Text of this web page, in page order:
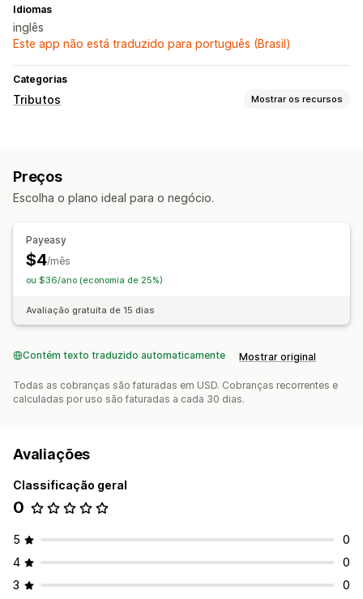
Idiomas
inglês
Este app não está traduzido para português (Brasil)
Categorias
Tributos Mostrar os recursos
Cálculo tributário
Inscrição
Índia (GST)
Declaração de impostos locais
Preços
Escolha o plano ideal para o negócio.
Payeasy
$4/mês
ou $36/ano (economia de 25%)
Avaliação gratuita de 15 dias
Contém texto traduzido automaticamente Mostrar original
Todas as cobranças são faturadas em USD. Cobranças recorrentes e
calculadas por uso são faturadas a cada 30 dias.
Avaliações
Classificação geral
0
5
0
4
0
3
0